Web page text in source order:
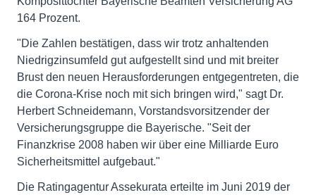
164 Prozent.
"Die Zahlen bestätigen, dass wir trotz anhaltenden
Niedrigzinsumfeld gut aufgestellt sind und mit breiter
Brust den neuen Herausforderungen entgegentreten, die
die Corona-Krise noch mit sich bringen wird," sagt Dr.
Herbert Schneidemann, Vorstandsvorsitzender der
Versicherungsgruppe die Bayerische. "Seit der
Finanzkrise 2008 haben wir über eine Milliarde Euro
Sicherheitsmittel aufgebaut."
Die Ratingagentur Assekurata erteilte im Juni 2019 der